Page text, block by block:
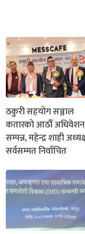
ठकुरी सहयोग सञ्जाल
कतारको आठौँ अधिवेशन
सम्पन्न, महेन्द्र शाही
सर्वसम्मत निर्वाचित